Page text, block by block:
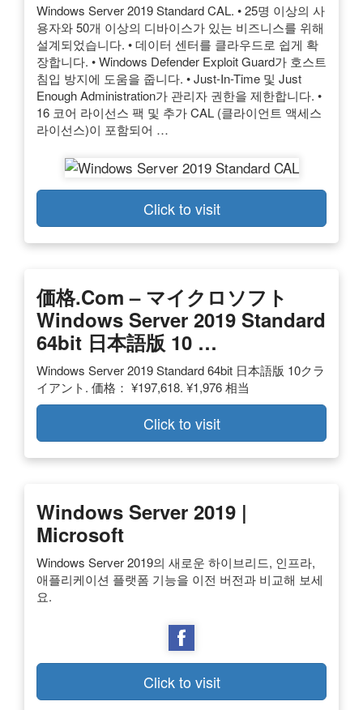
Windows Server 2019 Standard CAL. • 25명 이상의 사
용자와 50개 이상의 디바이스가 있는 비즈니스를 위해
설계되었습니다. • 데이터 센터를 클라우드로 쉽게 확
장합니다. • Windows Defender Exploit Guard가 호스트
침입 방지에 도움을 줍니다. • Just-In-Time 및 Just
Enough Administration가 관리자 권한을 제한합니다. •
16 코어 라이선스 팩 및 추가 CAL (클라이언트 액세스
라이선스)이 포함되어 …
Click to visit
価格.com – マイクロソフト
Windows Server 2019 Standard
64bit 日本語版 10 …
Windows Server 2019 Standard 64bit 日本語版 10クラ
イアント. 価格： ¥197,618. ¥1,976 相当
Click to visit
Windows Server 2019 |
Microsoft
Windows Server 2019의 새로운 하이브리드, 인프라,
애플리케이션 플랫폼 기능을 이전 버전과 비교해 보세
요.
Click to visit